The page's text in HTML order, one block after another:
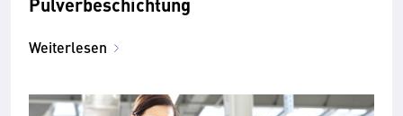
Weiterlesen